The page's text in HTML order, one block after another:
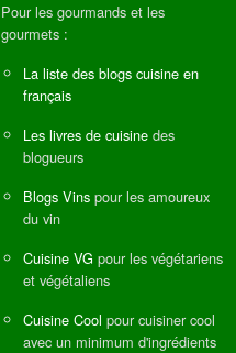
Pour les gourmands et les
gourmets :
La liste des blogs cuisine en
français
Les livres de cuisine des
blogueurs
Blogs Vins pour les amoureux
du vin
Cuisine VG pour les végétariens
et végétaliens
Cuisine Cool pour cuisiner cool
avec un minimum d'ingrédients